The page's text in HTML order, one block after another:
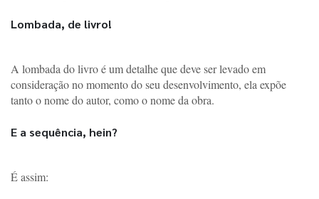
Lombada, de livro!
A lombada do livro é um detalhe que deve ser levado em
consideração no momento do seu desenvolvimento, ela expõe
tanto o nome do autor, como o nome da obra.
E a sequência, hein?
É assim: